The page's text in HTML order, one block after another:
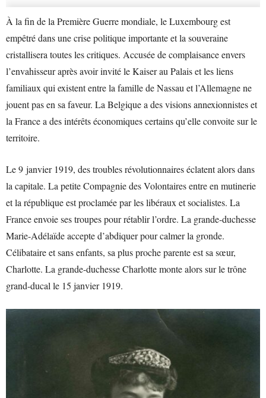
À la fin de la Première Guerre mondiale, le Luxembourg est
empêtré dans une crise politique importante et la souveraine
cristallisera toutes les critiques. Accusée de complaisance envers
l’envahisseur après avoir invité le Kaiser au Palais et les liens
familiaux qui existent entre la famille de Nassau et l’Allemagne ne
jouent pas en sa faveur. La Belgique a des visions annexionnistes et
la France a des intérêts économiques certains qu’elle convoite sur le
territoire.
Le 9 janvier 1919, des troubles révolutionnaires éclatent alors dans
la capitale. La petite Compagnie des Volontaires entre en mutinerie
et la république est proclamée par les libéraux et socialistes. La
France envoie ses troupes pour rétablir l’ordre. La grande-duchesse
Marie-Adélaïde accepte d’abdiquer pour calmer la gronde.
Célibataire et sans enfants, sa plus proche parente est sa sœur,
Charlotte. La grande-duchesse Charlotte monte alors sur le trône
grand-ducal le 15 janvier 1919.